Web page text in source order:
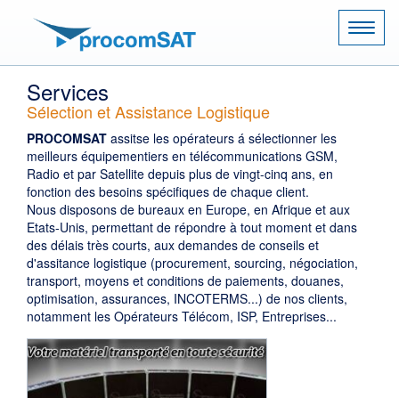
Services
Sélection et Assistance Logistique
PROCOMSAT assitse les opérateurs á sélectionner les
meilleurs équipementiers en télécommunications GSM,
Radio et par Satellite depuis plus de vingt-cinq ans, en
fonction des besoins spécifiques de chaque client.
Nous disposons de bureaux en Europe, en Afrique et aux
Etats-Unis, permettant de répondre à tout moment et dans
des délais très courts, aux demandes de conseils et
d'assitance logistique (procurement, sourcing, négociation,
transport, moyens et conditions de paiements, douanes,
optimisation, assurances, INCOTERMS...) de nos clients,
notamment les Opérateurs Télécom, ISP, Entreprises...